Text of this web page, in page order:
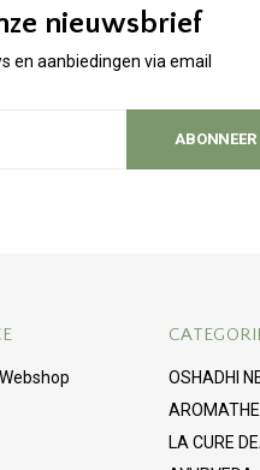
nieuwsbrief
en aanbiedingen via email
ABONNEER
OSHADHI
LA CURE